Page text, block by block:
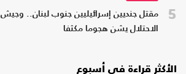
5
مقتل جنديين إسرائيليين جنوب لبنان.. وجيش
الاحتلال يشن هجوما مكثفا
الأكثر قراءة في أسبوع